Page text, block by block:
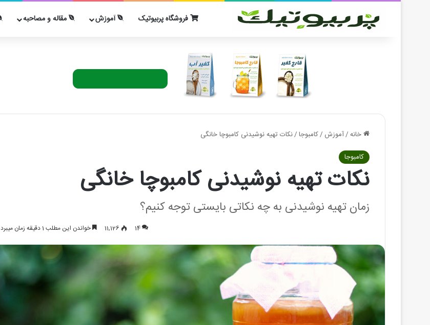
فروشگاه پربیوتیک آموزش مقاله و مصاحبه
خانه/آموزش /کامبوجا/نکات تهیه نوشیدنی کامبوچا خانگی
کامبوجا
نکات تهیه نوشیدنی کامبوچا خانگی
زمان تهیه نوشیدنی به چه نکاتی بایستی توجه کنیم؟
14
11,126 خواندن این مطلب 1 دقیقه زمان میبرد